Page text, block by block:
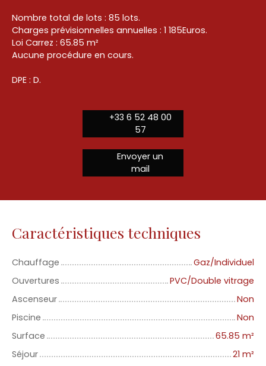
Nombre total de lots : 85 lots.
Charges prévisionnelles annuelles : 1 185Euros.
Loi Carrez : 65.85 m²
Aucune procédure en cours.
DPE : D.
+33 6 52 48 00
57
Envoyer un
mail
Caractéristiques techniques
Chauffage
Gaz/Individuel
Ouvertures
PVC/Double vitrage
Ascenseur
Non
Piscine
Non
Surface
65.85 m²
Séjour
21 m²